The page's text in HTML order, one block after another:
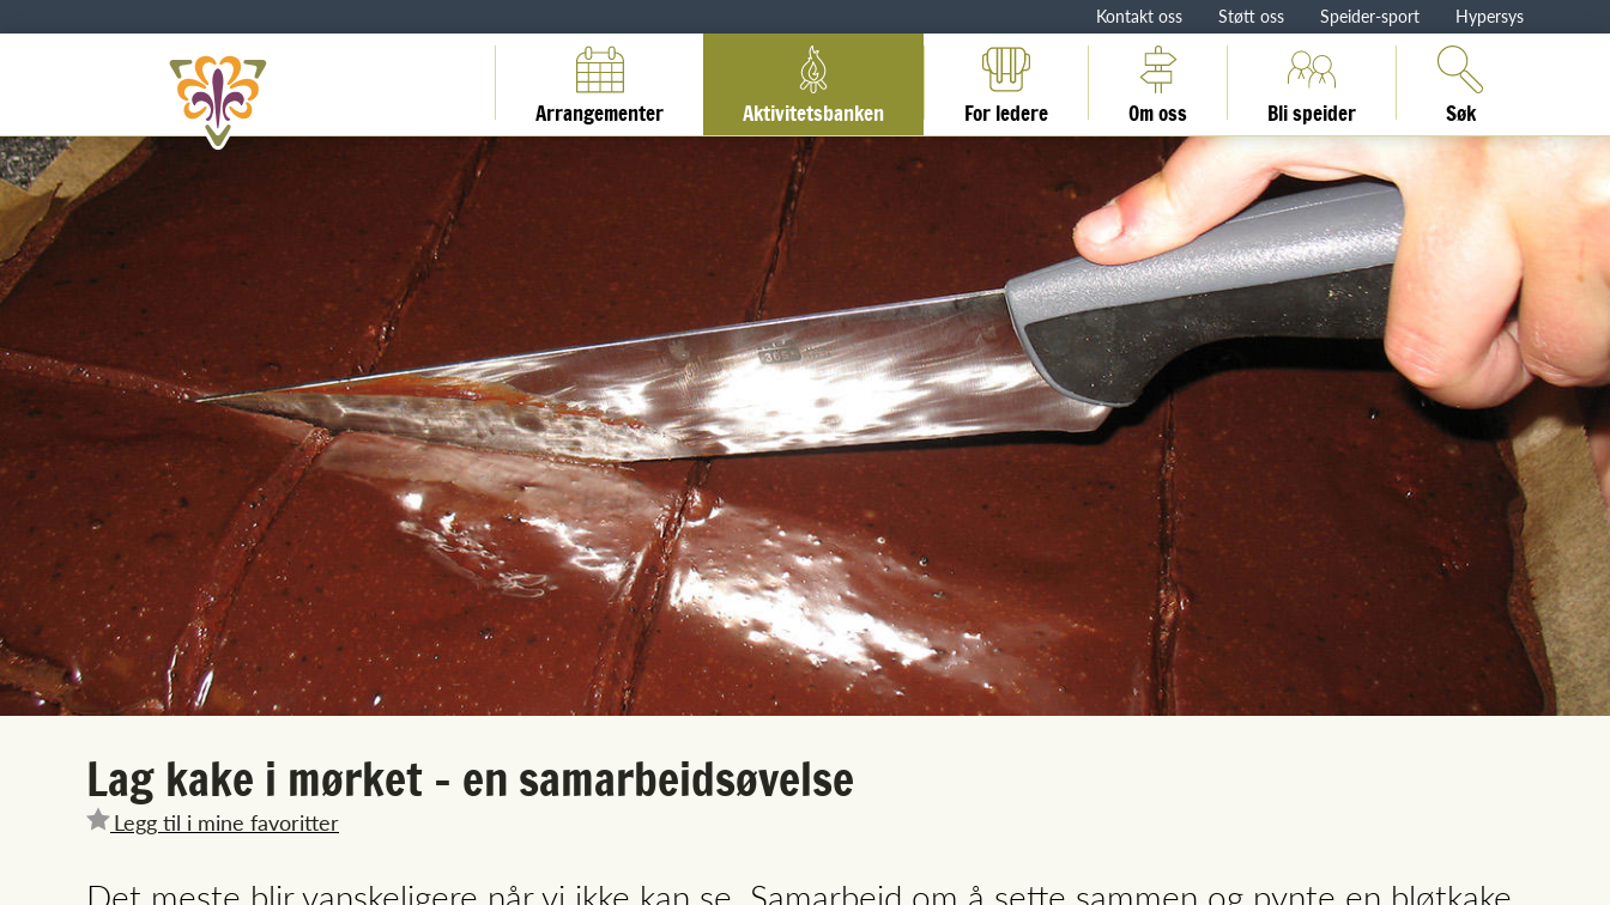
Kontakt oss Støtt oss Speider-sport Hypersys
Arrangementer Aktivitetsbanken For ledere Om oss Bli speider Søk
Lag kake i mørket - en samarbeidsøvelse
Legg til i mine favoritter